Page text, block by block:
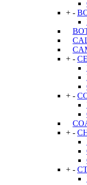
+ -
+ -
+ -
+ -
+ -